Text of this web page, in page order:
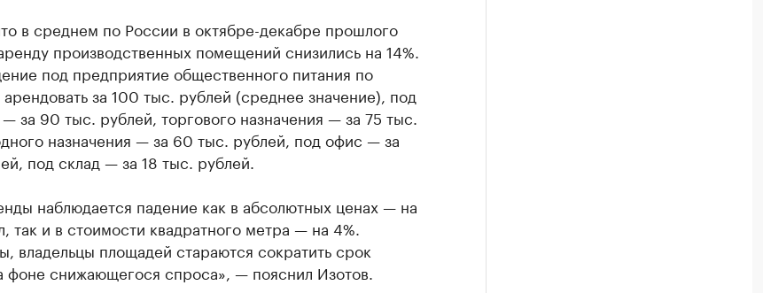
в среднем по России в октябре-декабре прошлого
производственных помещений снизились на 14%.
под предприятие общественного питания по
за 100 тыс. рублей (среднее значение), под
за 90 тыс. рублей, торгового назначения — за 75 тыс.
назначения — за 60 тыс. рублей, под офис — за
под склад — за 18 тыс. рублей.
наблюдается падение как в абсолютных ценах — на
так и в стоимости квадратного метра — на 4%.
владельцы площадей стараются сократить срок
фоне снижающегося спроса», — пояснил Изотов.